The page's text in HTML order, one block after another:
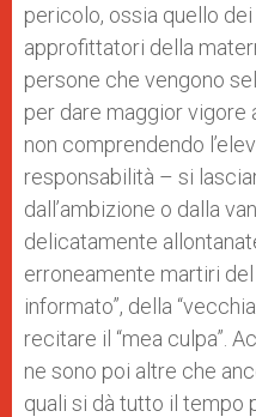
pericolo, ossia quello
approfittatori della
persone che vengono
per dare maggior vigore
non comprendendo
responsabilità – si
dall’ambizione o dalla
delicatamente
erroneamente martiri
informato”, della
recitare il “mea culpa”.
ne sono poi altre che
quali si dà tutto il tempo